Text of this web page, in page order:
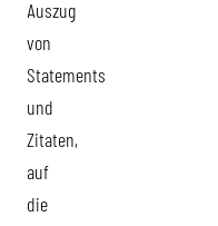
Auszug
von
Statements
und
Zitaten,
auf
die